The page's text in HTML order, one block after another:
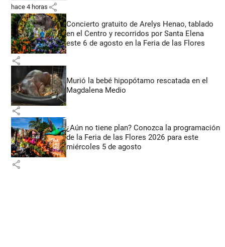
hace 4 horas share
Concierto gratuito de Arelys Henao, tablado
en el Centro y recorridos por Santa Elena
este 6 de agosto en la Feria de las Flores
share
Murió la bebé hipopótamo rescatada en el
Magdalena Medio
share
¿Aún no tiene plan? Conozca la programación
de la Feria de las Flores 2026 para este
miércoles 5 de agosto
share